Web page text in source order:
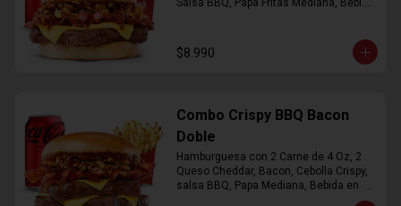
Salsa BBQ, Papa Fritas Mediana, Bebida
$8.990
Combo Crispy BBQ Bacon
Doble
Hamburguesa con 2 Carne de 4 Oz, 2
Queso Cheddar, Bacon, Cebolla Crispy,
salsa BBQ, Papa Mediana, Bebida en